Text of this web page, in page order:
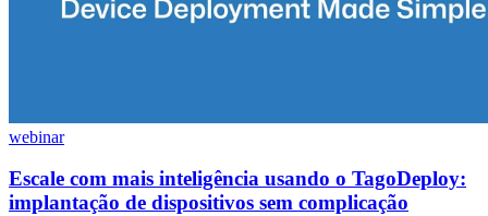
webinar
Escale com mais inteligência usando o TagoDeploy:
implantação de dispositivos sem complicação